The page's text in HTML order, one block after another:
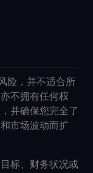
险，并不适合所
不拥有任何权
并确保您完全了
市场波动而扩
标、财务状况或